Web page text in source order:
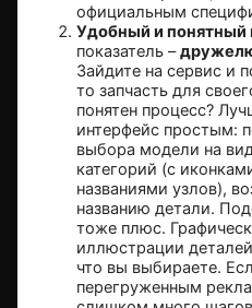
официальным
Удобный и понятный
показатель –
Зайдите на сервис и
то запчасть для
понятен процесс?
интерфейс простым:
выбора модели на
категорий (с
названиями узлов),
названию детали.
тоже плюс.
иллюстрации
что вы выбираете.
перегруженным